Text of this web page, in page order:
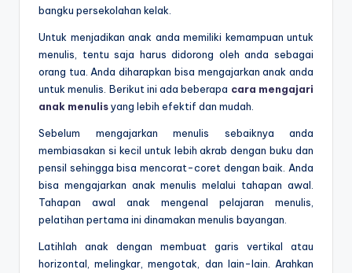
bangku persekolahan kelak.
Untuk menjadikan anak anda memiliki kemampuan untuk
menulis, tentu saja harus didorong oleh anda sebagai
orang tua. Anda diharapkan bisa mengajarkan anak anda
untuk menulis. Berikut ini ada beberapa cara mengajari
anak menulisyang lebih efektif dan mudah.
Sebelum mengajarkan menulis sebaiknya anda
membiasakan si kecil untuk lebih akrab dengan buku dan
pensil sehingga bisa mencorat-coret dengan baik. Anda
bisa mengajarkan anak menulis melalui tahapan awal.
Tahapan awal anak mengenal pelajaran menulis,
pelatihan pertama ini dinamakan menulis bayangan.
Latihlah anak dengan membuat garis vertikal atau
horizontal, melingkar, mengotak, dan lain-lain. Arahkan